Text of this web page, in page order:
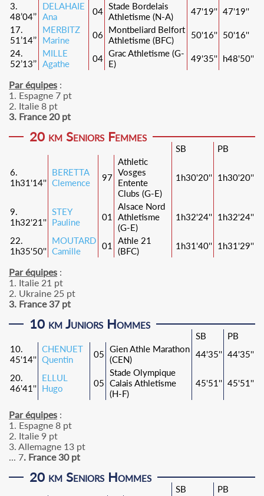
3.
48’04’’
DELAHAIE
Ana
04 Stade Bordelais
Athletisme (N-A)
47'19'' 47'19''
17.
51’14’’
MERBITZ
Marine
06
Montbeliard Belfort
Athletisme (BFC)
50'16'' 50'16''
24.
52’13’’
MILLE
Agathe
04 Grac Athletisme (G-
E)
49'35'' h48'50''
Par équipes :
1. Espagne 7 pt
2. Italie 8 pt
3. France 20 pt
20 km Seniors Femmes
SB PB
6.
1h31'14''
BERETTA
Clemence
97
Athletic
Vosges
Entente
Clubs (G-E)
1h30'20'' 1h30'20''
9.
1h32'21''
STEY
Pauline
01
Alsace Nord
Athletisme
(G-E)
1h32'24'' 1h32'24''
22.
1h35'50''
MOUTARD
Camille
01
Athle 21
(BFC)
1h31'40'' 1h31'29''
Par équipes :
1. Italie 21 pt
2. Ukraine 25 pt
3. France 37 pt
10 km Juniors Hommes
SB
PB
10.
45'14''
CHENUET
Quentin
05 Gien Athle Marathon
(CEN)
44'35'' 44'35''
20.
46'41''
ELLUL
Hugo
05
Stade Olympique
Calais Athletisme
(H-F)
45'51'' 45'51''
Par équipes :
1. Espagne 8 pt
2. Italie 9 pt
3. Allemagne 13 pt
... 7. France 30 pt
20 km Seniors Hommes
SB
PB